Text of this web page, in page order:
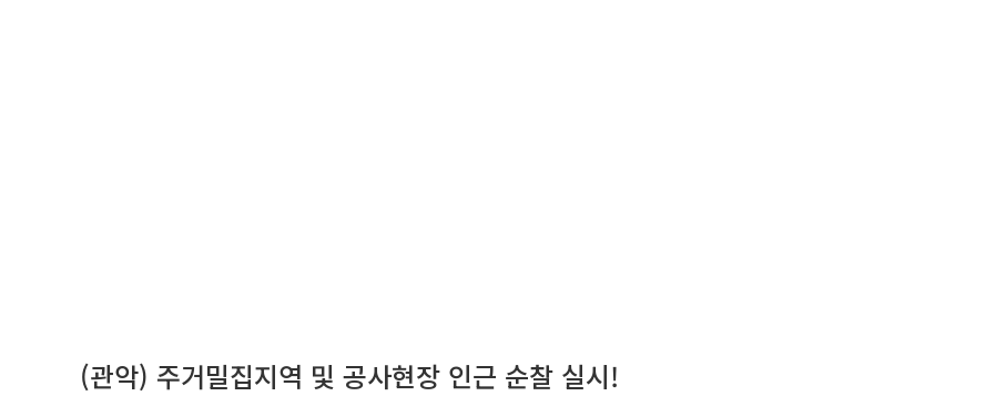
(관악) 주거밀집지역 및 공사현장 인근 순찰 실시!